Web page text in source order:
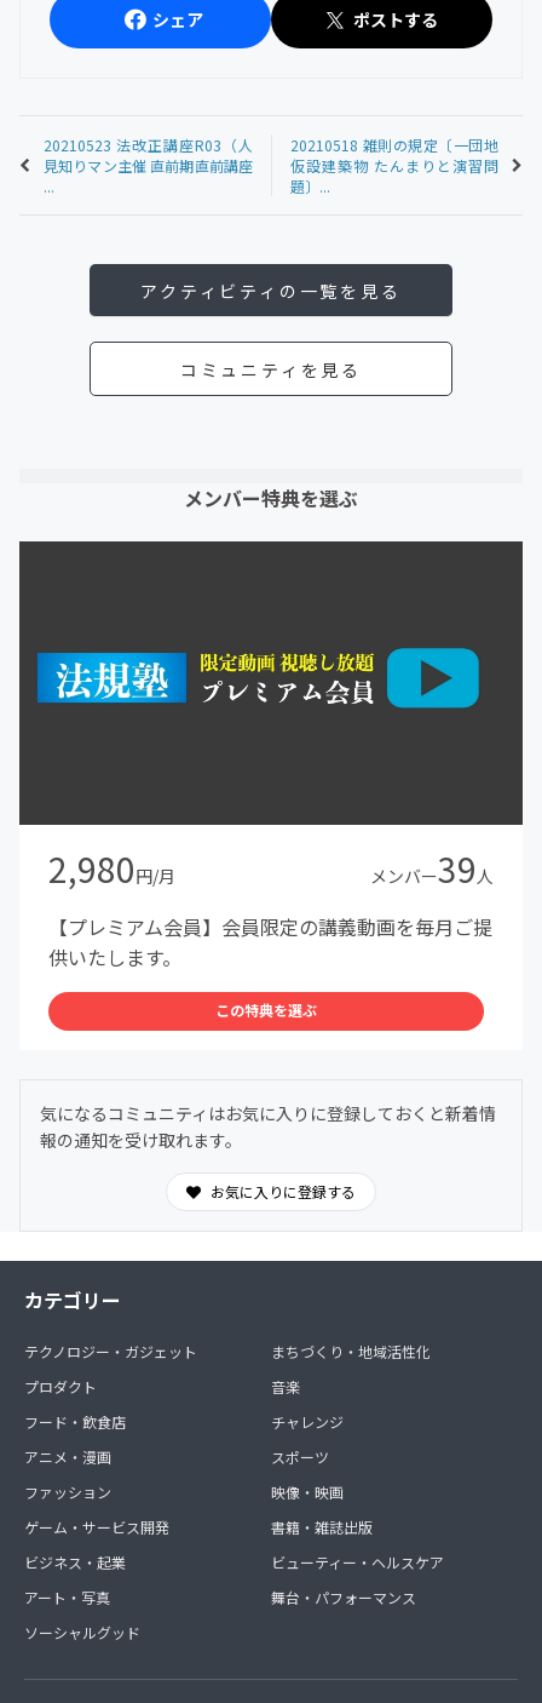
シェア ポストする
20210523 法改正講座R03（人
見知りマン主催 直前期直前講座
...
20210518 雑則の規定〔一団地
仮設建築物 たんまりと演習問
題〕...
アクティビティの一覧を見る
コミュニティを見る
メンバー特典を選ぶ
2,980円/月 メンバー39人
【プレミアム会員】会員限定の講義動画を毎月ご提
供いたします。
この特典を選ぶ
気になるコミュニティはお気に入りに登録しておくと新着情
報の通知を受け取れます。
お気に入りに登録する
カテゴリー
テクノロジー・ガジェット
プロダクト
フード・飲食店
アニメ・漫画
ファッション
ゲーム・サービス開発
ビジネス・起業
アート・写真
ソーシャルグッド
まちづくり・地域活性化
音楽
チャレンジ
スポーツ
映像・映画
書籍・雑誌出版
ビューティー・ヘルスケア
舞台・パフォーマンス